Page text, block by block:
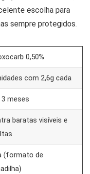
escolha para
sempre protegidos.
0,50%
com 2,6g cada
meses
baratas visíveis e
(formato de